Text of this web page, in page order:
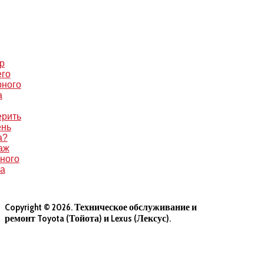
Copyright © 2026. Техническое обслуживание и
ремонт Toyota (Тойота) и Lexus (Лексус).